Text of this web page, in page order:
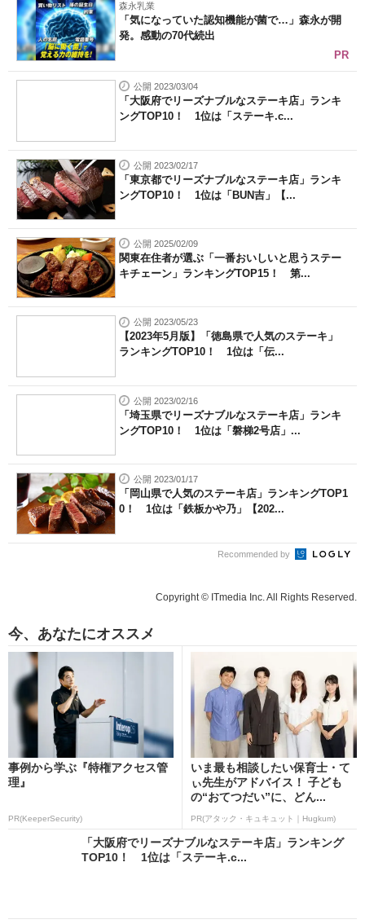
森永乳業
「気になっていた認知機能が菌で…」森永が開
発。感動の70代続出
PR
公開 2023/03/04
「大阪府でリーズナブルなステーキ店」ランキ
ングTOP10！ 1位は「ステーキ.c...
公開 2023/02/17
「東京都でリーズナブルなステーキ店」ランキ
ングTOP10！ 1位は「BUN吉」【...
公開 2025/02/09
関東在住者が選ぶ「一番おいしいと思うステー
キチェーン」ランキングTOP15！ 第...
公開 2023/05/23
【2023年5月版】「徳島県で人気のステーキ」
ランキングTOP10！ 1位は「伝...
公開 2023/02/16
「埼玉県でリーズナブルなステーキ店」ランキ
ングTOP10！ 1位は「磐梯2号店」...
公開 2023/01/17
「岡山県で人気のステーキ店」ランキングTOP1
0！ 1位は「鉄板かや乃」【202...
Recommended by
Copyright © ITmedia Inc. All Rights Reserved.
今、あなたにオススメ
事例から学ぶ『特権アクセス管
理』
PR(KeeperSecurity)
いま最も相談したい保育士・て
ぃ先生がアドバイス！ 子ども
の“おてつだい”に、どん...
PR(アタック・キュキュット｜Hugkum)
「大阪府でリーズナブルなステーキ店」ランキング
TOP10！ 1位は「ステーキ.c...